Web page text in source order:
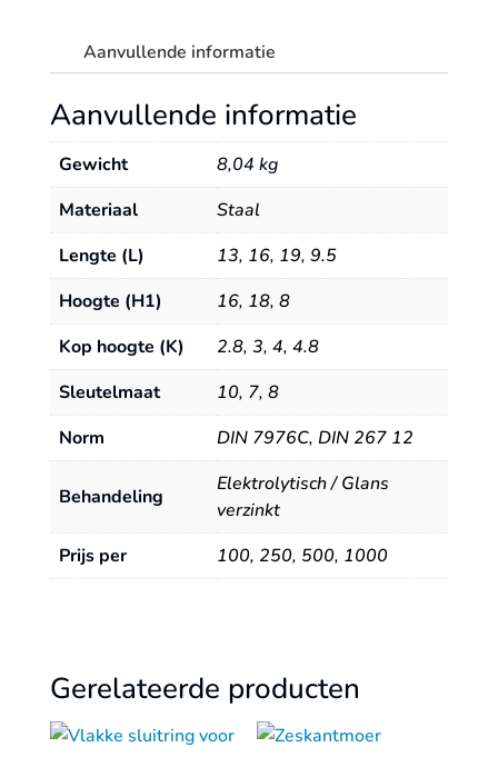
Aanvullende informatie
Aanvullende informatie
Gewicht
8,04 kg
Materiaal
Staal
Lengte (L)
13, 16, 19, 9.5
Hoogte (H1)
16, 18, 8
Kop hoogte (K)
2.8, 3, 4, 4.8
Sleutelmaat
10, 7, 8
Norm
DIN 7976C, DIN 267 12
Behandeling
Elektrolytisch / Glans
verzinkt
Prijs per
100, 250, 500, 1000
Gerelateerde producten